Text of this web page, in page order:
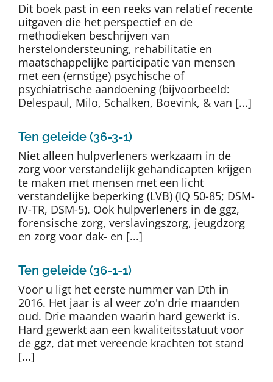
Dit boek past in een reeks van relatief recente
uitgaven die het perspectief en de
methodieken beschrijven van
herstelondersteuning, rehabilitatie en
maatschappelijke participatie van mensen
met een (ernstige) psychische of
psychiatrische aandoening (bijvoorbeeld:
Delespaul, Milo, Schalken, Boevink, & van [...]
Ten geleide (36-3-1)
Niet alleen hulpverleners werkzaam in de
zorg voor verstandelijk gehandicapten krijgen
te maken met mensen met een licht
verstandelijke beperking (LVB) (IQ 50-85; DSM-
IV-TR, DSM-5). Ook hulpverleners in de ggz,
forensische zorg, verslavingszorg, jeugdzorg
en zorg voor dak- en [...]
Ten geleide (36-1-1)
Voor u ligt het eerste nummer van Dth in
2016. Het jaar is al weer zo'n drie maanden
oud. Drie maanden waarin hard gewerkt is.
Hard gewerkt aan een kwaliteitsstatuut voor
de ggz, dat met vereende krachten tot stand
[...]